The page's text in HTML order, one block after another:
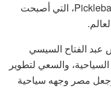
لأول مرة في مصر، ملاعب بيكل بول Pickleball، التي أصبحت
عبد الفتاح السيسي
والسعي لتطوير
مصر وجهه سياحية